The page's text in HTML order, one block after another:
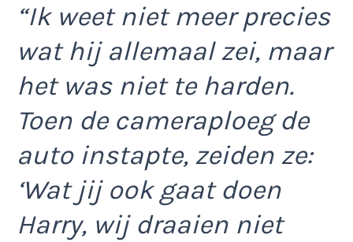
“Ik weet niet meer precies
wat hij allemaal zei, maar
het was niet te harden.
Toen de cameraploeg de
auto instapte, zeiden ze:
‘Wat jij ook gaat doen
Harry, wij draaien niet